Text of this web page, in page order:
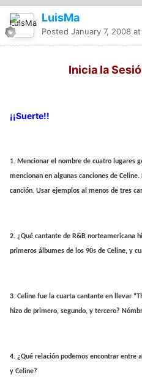
LuisMa
Posted January 7, 2008
Inicia la
¡¡Suerte!!
1. Mencionar el nombre de cuatro lugares
mencionan en algunas canciones de
canción. Usar ejemplos al menos de tres
2. ¿Qué cantante de R&B norteamericana
primeros álbumes de los 90s de Celine, y
3. Celine fue la cuarta cantante en llevar
hizo de primero, segundo, y tercero?
4. ¿Qué relación podemos encontrar entre
y Celine?